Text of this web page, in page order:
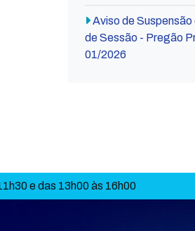
Aviso de
de Sessão - Pregão
01/2026
e das 13h00 às 16h00